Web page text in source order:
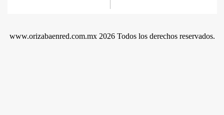
www.orizabaenred.com.mx 2026 Todos los derechos reservados.